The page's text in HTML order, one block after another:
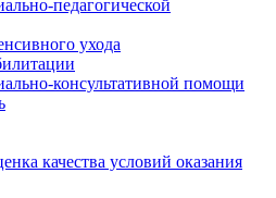
педагогической
ухода
консультативной помощи
качества условий оказания